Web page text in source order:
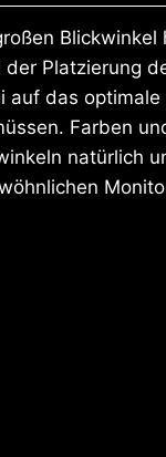
Blickwinkel
der Platzierung
auf das optimale
Farben
natürlich